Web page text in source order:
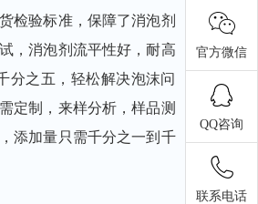
检验标准，保障了消泡剂
，消泡剂流平性好，耐高
分之五，轻松解决泡沫问
定制，来样分析，样品测
添加量只需千分之一到千
官方微信
QQ咨询
联系电话